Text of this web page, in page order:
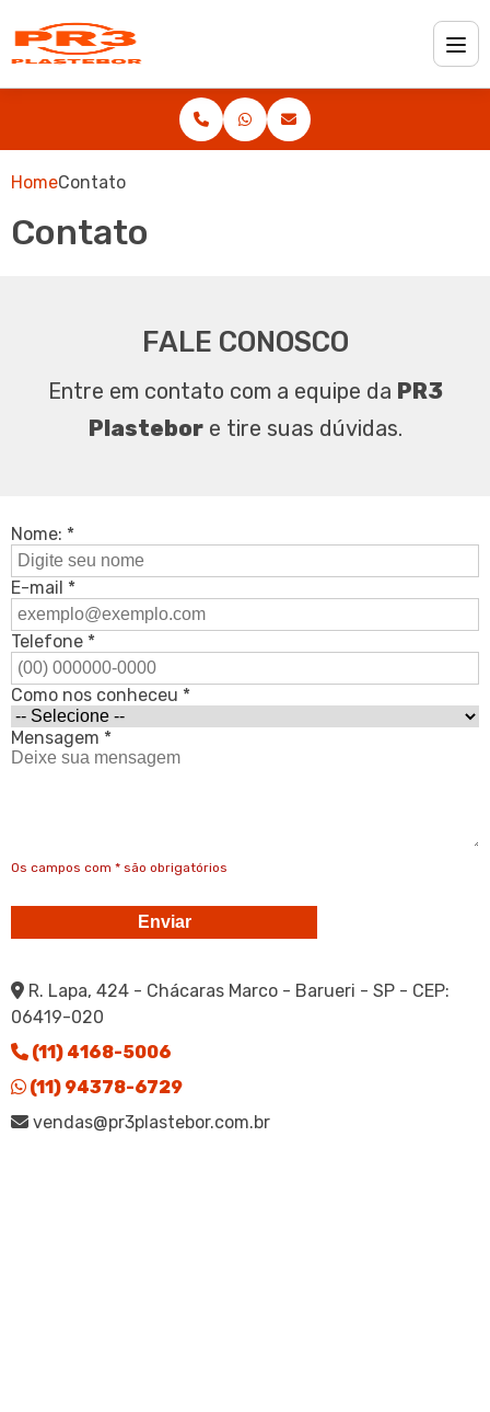
HomeContato
Contato
FALE CONOSCO
Entre em contato com a equipe da PR3
Plastebore tire suas dúvidas.
Nome: *
E-mail *
Telefone *
Como nos conheceu *
Mensagem *
Os campos com * são obrigatórios
R. Lapa, 424 - Chácaras Marco - Barueri - SP - CEP:
06419-020
(11) 4168-5006
(11) 94378-6729
vendas@pr3plastebor.com.br